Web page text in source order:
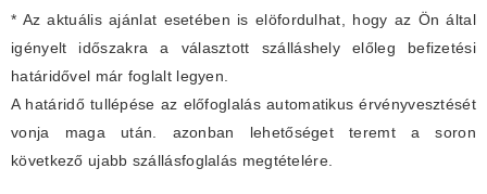
* Az aktuális ajánlat esetében is elöfordulhat, hogy az Ön által
igényelt időszakra a választott szálláshely előleg befizetési
határidővel már foglalt legyen.
A határidő tullépése az előfoglalás automatikus érvényvesztését
vonja maga után. azonban lehetőséget teremt a soron
következő ujabb szállásfoglalás megtételére.